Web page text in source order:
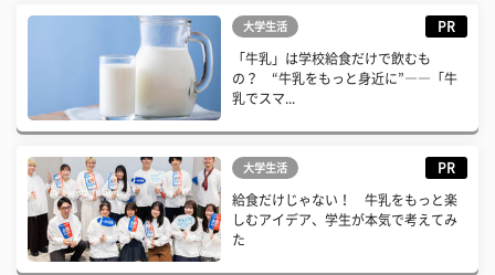
大学生活 PR
「牛乳」は学校給食だけで飲むも
の？ “牛乳をもっと身近に”――「牛
乳でスマ...
大学生活 PR
給食だけじゃない！ 牛乳をもっと楽
しむアイデア、学生が本気で考えてみ
た